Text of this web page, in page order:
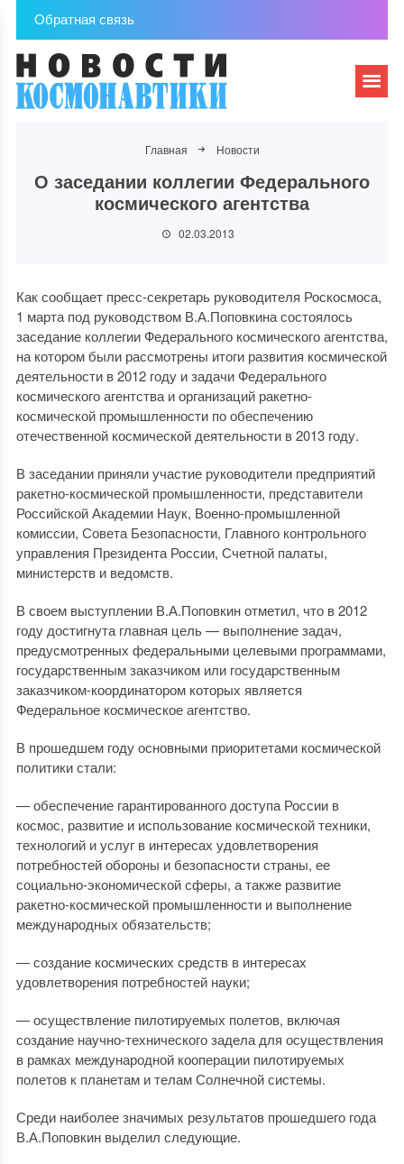
Обратная связь
Главная Новости
О заседании коллегии Федерального
космического агентства
02.03.2013
Как сообщает пресс-секретарь руководителя Роскосмоса,
1 марта под руководством В.А.Поповкина состоялось
заседание коллегии Федерального космического агентства,
на котором были рассмотрены итоги развития космической
деятельности в 2012 году и задачи Федерального
космического агентства и организаций ракетно-
космической промышленности по обеспечению
отечественной космической деятельности в 2013 году.
В заседании приняли участие руководители предприятий
ракетно-космической промышленности, представители
Российской Академии Наук, Военно-промышленной
комиссии, Совета Безопасности, Главного контрольного
управления Президента России, Счетной палаты,
министерств и ведомств.
В своем выступлении В.А.Поповкин отметил, что в 2012
году достигнута главная цель — выполнение задач,
предусмотренных федеральными целевыми программами,
государственным заказчиком или государственным
заказчиком-координатором которых является
Федеральное космическое агентство.
В прошедшем году основными приоритетами космической
политики стали:
— обеспечение гарантированного доступа России в
космос, развитие и использование космической техники,
технологий и услуг в интересах удовлетворения
потребностей обороны и безопасности страны, ее
социально-экономической сферы, а также развитие
ракетно-космической промышленности и выполнение
международных обязательств;
— создание космических средств в интересах
удовлетворения потребностей науки;
— осуществление пилотируемых полетов, включая
создание научно-технического задела для осуществления
в рамках международной кооперации пилотируемых
полетов к планетам и телам Солнечной системы.
Среди наиболее значимых результатов прошедшего года
В.А.Поповкин выделил следующие.